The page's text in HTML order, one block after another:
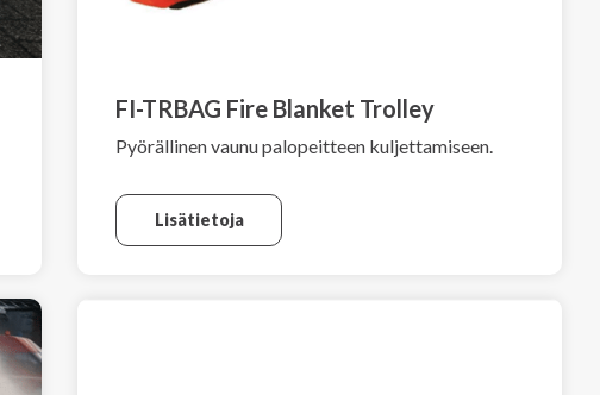
FI-TRBAG Fire Blanket Trolley
Pyörällinen vaunu palopeitteen kuljettamiseen.
Lisätietoja